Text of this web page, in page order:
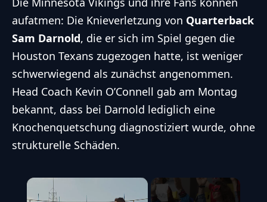
aufatmen: Die Knieverletzung von Quarterback
Sam Darnold, die er sich im Spiel gegen die
Houston Texans zugezogen hatte, ist weniger
schwerwiegend als zunächst angenommen.
Head Coach Kevin O’Connell gab am Montag
bekannt, dass bei Darnold lediglich eine
Knochenquetschung diagnostiziert wurde, ohne
strukturelle Schäden.
×